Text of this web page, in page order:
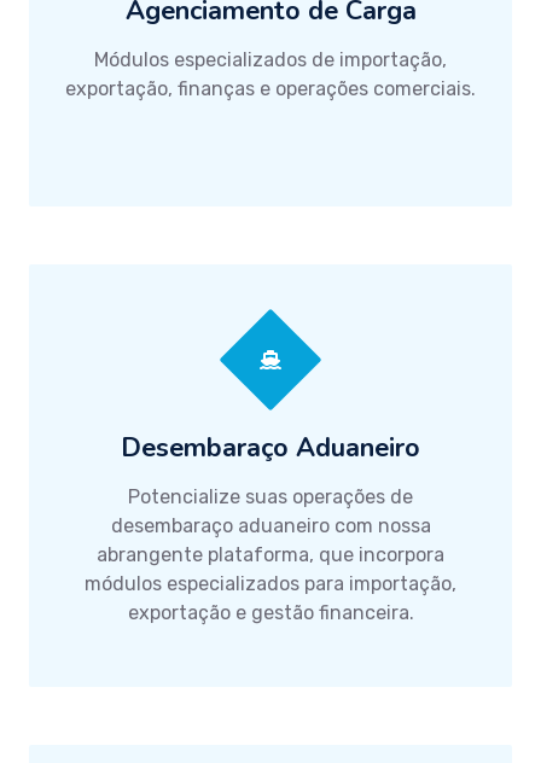
Agenciamento de Carga
Módulos especializados de importação,
exportação, finanças e operações comerciais.
Desembaraço Aduaneiro
Potencialize suas operações de
desembaraço aduaneiro com nossa
abrangente plataforma, que incorpora
módulos especializados para importação,
exportação e gestão financeira.